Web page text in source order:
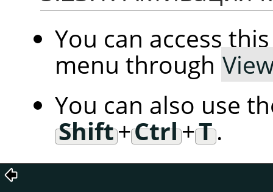
You can access
menu through
You can also use
Shift+Ctrl+T.